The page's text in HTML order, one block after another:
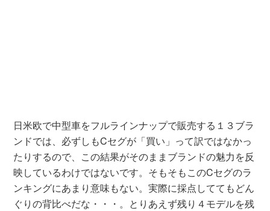
日米欧で中型車をフルラインナップで販売する１３ブラ
ンドでは、必ずしもCセグが「買い」って訳ではなかっ
たりするので、この結果がそのままブランドの魅力を反
映しているわけではないです。そもそもこのCセグのラ
ンキングにあまり意味もない。実際に採点しててもどん
ぐりの背比べだな・・・。とりあえず残り４モデルを残